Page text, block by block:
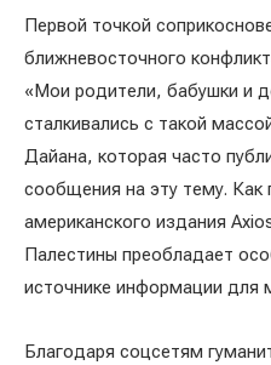
Первой точкой
ближневосточного
«Мои родители, бабушки и
сталкивались с такой
Дайана, которая часто
сообщения на эту тему. Как
американского издания
Палестины преобладает
источнике информации для
Благодаря соцсетям